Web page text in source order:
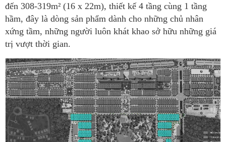
đến 308-319m² (16 x 22m), thiết kế 4 tầng cùng 1 tầng
hầm, đây là dòng sản phẩm dành cho những chủ nhân
xứng tầm, những người luôn khát khao sở hữu những giá
trị vượt thời gian.